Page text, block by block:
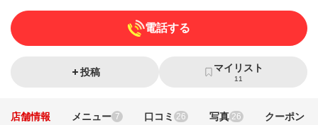
電話する
投稿 マイリスト
11
店舗情報 メニュー 7 口コミ 26 写真 26 クーポン